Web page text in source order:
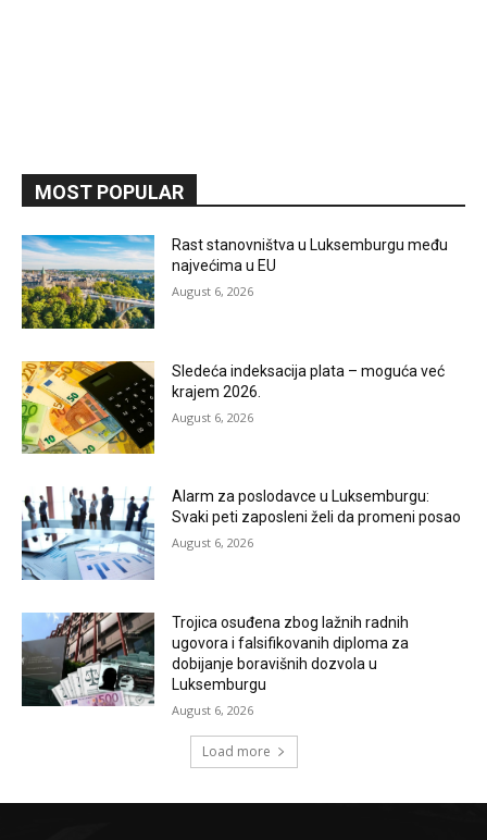
MOST POPULAR
Rast stanovništva u Luksemburgu među
najvećima u EU
August 6, 2026
Sledeća indeksacija plata – moguća već
krajem 2026.
August 6, 2026
Alarm za poslodavce u Luksemburgu:
Svaki peti zaposleni želi da promeni posao
August 6, 2026
Trojica osuđena zbog lažnih radnih
ugovora i falsifikovanih diploma za
dobijanje boravišnih dozvola u
Luksemburgu
August 6, 2026
Load more